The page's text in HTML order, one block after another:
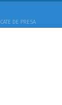
DE PRESA